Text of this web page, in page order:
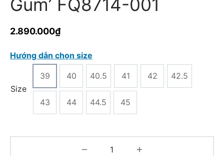
Gum’ FQ8714-001
2.890.000₫
Hướng dẫn chọn size
Size
39 40 40.5 41 42 42.5
43 44 44.5 45